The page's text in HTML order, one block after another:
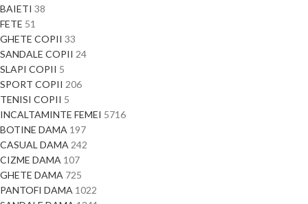
BAIETI 38
FETE 51
GHETE COPII 33
SANDALE COPII 24
SLAPI COPII 5
SPORT COPII 206
TENISI COPII 5
INCALTAMINTE FEMEI 5716
BOTINE DAMA 197
CASUAL DAMA 242
CIZME DAMA 107
GHETE DAMA 725
PANTOFI DAMA 1022